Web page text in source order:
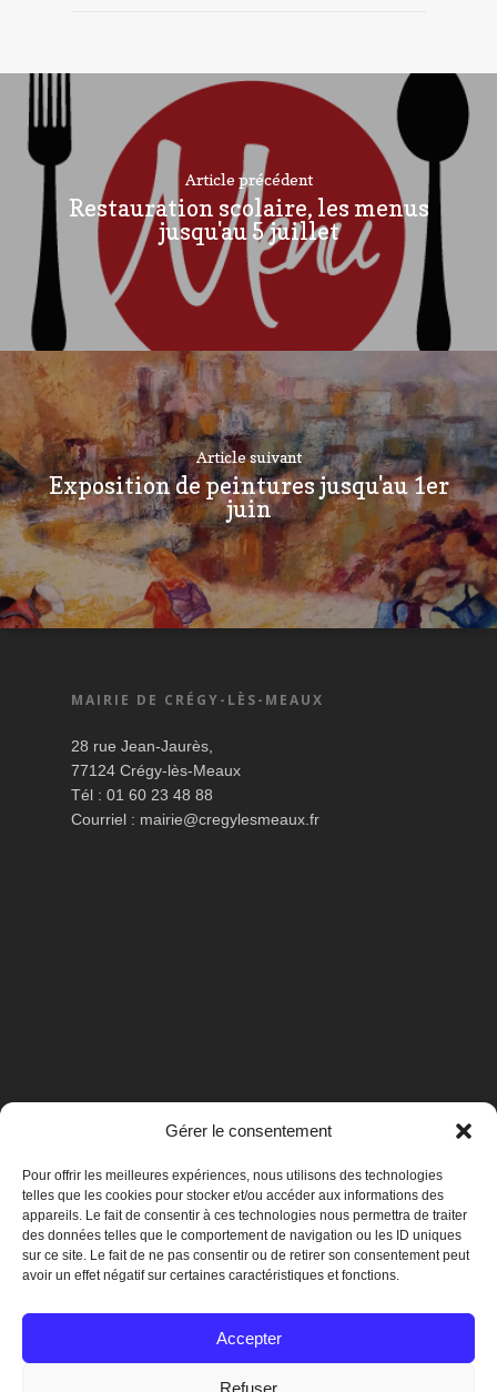
Gérer le consentement
Pour offrir les meilleures expériences, nous utilisons des technologies
telles que les cookies pour stocker et/ou accéder aux informations des
appareils. Le fait de consentir à ces technologies nous permettra de traiter
des données telles que le comportement de navigation ou les ID uniques
sur ce site. Le fait de ne pas consentir ou de retirer son consentement peut
avoir un effet négatif sur certaines caractéristiques et fonctions.
Accepter
Refuser
Article précédent
Restauration scolaire, les menus
jusqu'au 5 juillet
Article suivant
Exposition de peintures jusqu'au 1er
juin
MAIRIE DE CRÉGY-LÈS-MEAUX
28 rue Jean-Jaurès,
77124 Crégy-lès-Meaux
Tél : 01 60 23 48 88
Courriel : mairie@cregylesmeaux.fr
Mentions légales